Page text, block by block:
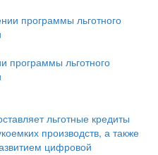
программы льготного
льготные кредиты
производств, а также
цифровой